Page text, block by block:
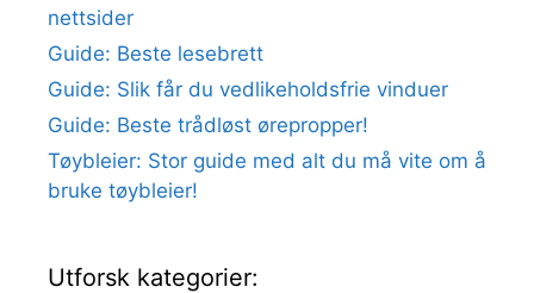
nettsider
Guide: Beste lesebrett
Guide: Slik får du vedlikeholdsfrie vinduer
Guide: Beste trådløst ørepropper!
Tøybleier: Stor guide med alt du må vite om å
bruke tøybleier!
Utforsk kategorier: